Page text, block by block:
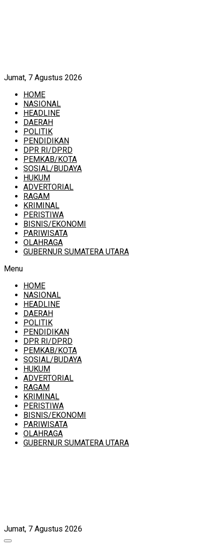
Jumat, 7 Agustus 2026
HOME
NASIONAL
HEADLINE
DAERAH
POLITIK
PENDIDIKAN
DPR RI/DPRD
PEMKAB/KOTA
SOSIAL/BUDAYA
HUKUM
ADVERTORIAL
RAGAM
KRIMINAL
PERISTIWA
BISNIS/EKONOMI
PARIWISATA
OLAHRAGA
GUBERNUR SUMATERA UTARA
Menu
HOME
NASIONAL
HEADLINE
DAERAH
POLITIK
PENDIDIKAN
DPR RI/DPRD
PEMKAB/KOTA
SOSIAL/BUDAYA
HUKUM
ADVERTORIAL
RAGAM
KRIMINAL
PERISTIWA
BISNIS/EKONOMI
PARIWISATA
OLAHRAGA
GUBERNUR SUMATERA UTARA
Jumat, 7 Agustus 2026